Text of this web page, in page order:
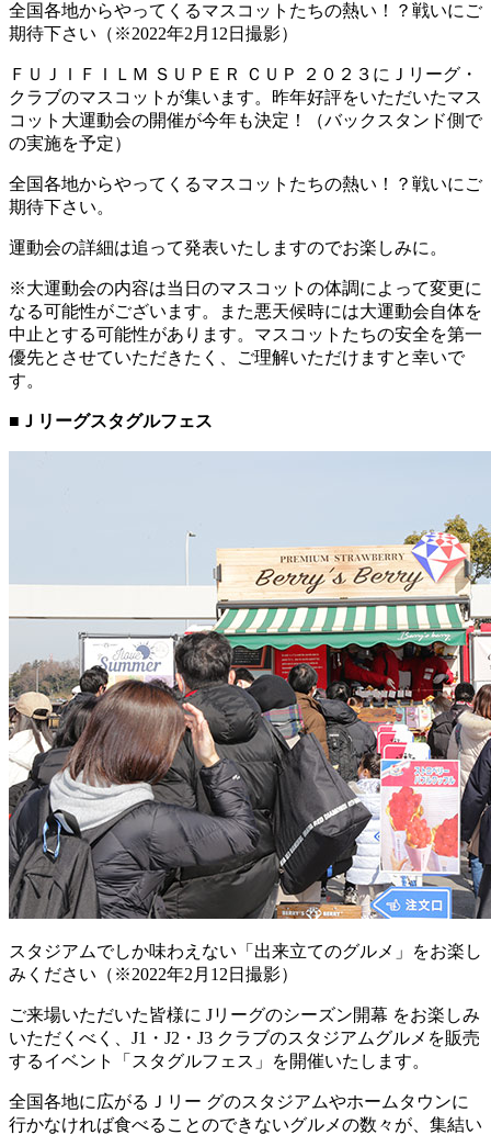
全国各地からやってくるマスコットたちの熱い！？戦いにご
期待下さい（※2022年2月12日撮影）
ＦＵＪＩＦＩＬＭ ＳＵＰＥＲ ＣＵＰ ２０２３にＪリーグ・
クラブのマスコットが集います。昨年好評をいただいたマス
コット大運動会の開催が今年も決定！（バックスタンド側で
の実施を予定）
全国各地からやってくるマスコットたちの熱い！？戦いにご
期待下さい。
運動会の詳細は追って発表いたしますのでお楽しみに。
※大運動会の内容は当日のマスコットの体調によって変更に
なる可能性がございます。また悪天候時には大運動会自体を
中止とする可能性があります。マスコットたちの安全を第一
優先とさせていただきたく、ご理解いただけますと幸いで
す。
■Ｊリーグスタグルフェス
スタジアムでしか味わえない「出来立てのグルメ」をお楽し
みください（※2022年2月12日撮影）
ご来場いただいた皆様に Jリーグのシーズン開幕 をお楽しみ
いただくべく、J1・J2・J3 クラブのスタジアムグルメを販売
するイベント「スタグルフェス」を開催いたします。
全国各地に広がるＪリー グのスタジアムやホームタウンに
行かなければ食べることのできないグルメの数々が、集結い